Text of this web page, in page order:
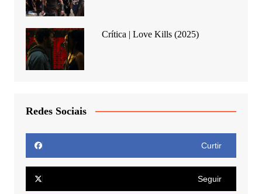
Crítica | Love Kills (2025)
Redes Sociais
Curtir
Seguir